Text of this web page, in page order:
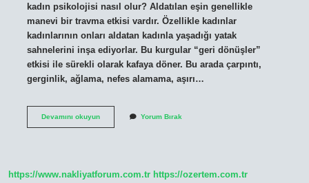
kadın psikolojisi nasıl olur? Aldatılan eşin genellikle
manevi bir travma etkisi vardır. Özellikle kadınlar
kadınlarının onları aldatan kadınla yaşadığı yatak
sahnelerini inşa ediyorlar. Bu kurgular “geri dönüşler”
etkisi ile sürekli olarak kafaya döner. Bu arada çarpıntı,
gerginlik, ağlama, nefes alamama, aşırı…
Devamını okuyunAldatılan
Yorum Bırak
https://www.nakliyatforum.com.tr https://ozertem.com.tr